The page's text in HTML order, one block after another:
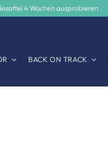
4 Wochen ausprobieren
BACK ON TRACK